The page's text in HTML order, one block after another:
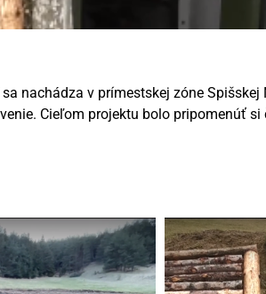
nachádza v prímestskej zóne
Cieľom projektu bolo pripomenúť